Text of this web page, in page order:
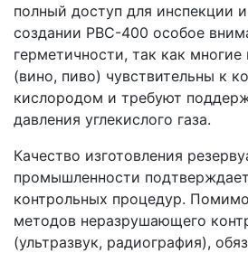
полный доступ для инспекции
создании РВС-400 особое
герметичности, так как
(вино, пиво) чувствительны к
кислородом и требуют
давления углекислого газа.
Качество изготовления
промышленности
контрольных процедур.
методов неразрушающего
(ультразвук, радиография),